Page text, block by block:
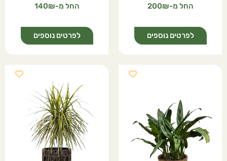
200
לפרטים נוספים
140
לפרטים נוספים